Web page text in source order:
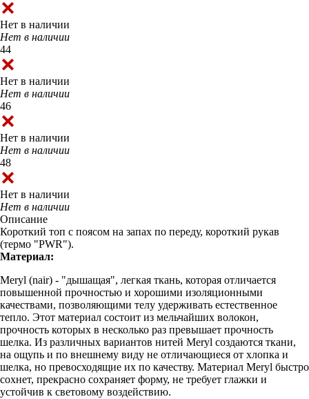
Нет в наличии
Нет в наличии
44
Нет в наличии
Нет в наличии
46
Нет в наличии
Нет в наличии
48
Нет в наличии
Нет в наличии
Описание
Короткий топ с поясом на запах по переду, короткий рукав
(термо "PWR").
Материал:
Meryl (nair) - "дышащая", легкая ткань, которая отличается
повышенной прочностью и хорошими изоляционными
качествами, позволяющими телу удерживать естественное
тепло. Этот материал состоит из мельчайших волокон,
прочность которых в несколько раз превышает прочность
шелка. Из различных вариантов нитей Meryl создаются ткани,
на ощупь и по внешнему виду не отличающиеся от хлопка и
шелка, но превосходящие их по качеству. Материал Meryl быстро
сохнет, прекрасно сохраняет форму, не требует глажки и
устойчив к световому воздействию.